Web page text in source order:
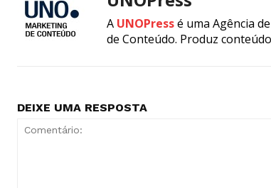
A UNOPressé uma Agência
de Conteúdo. Produz
DEIXE UMA RESPOSTA